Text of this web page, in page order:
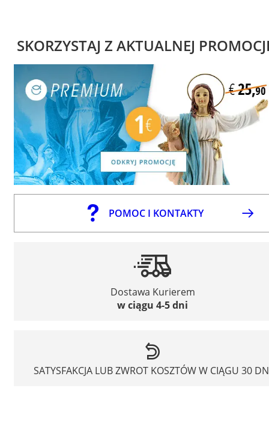
SKORZYSTAJ Z AKTUALNEJ
POMOC I KONTAKTY
Dostawa Kurierem
w ciągu 4-5 dni
SATYSFAKCJA LUB ZWROT KOSZTÓW W CIĄGU 30